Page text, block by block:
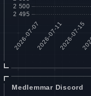
Medlemmar Discord